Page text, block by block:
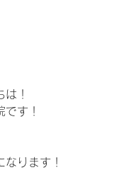
！
です！
ります！